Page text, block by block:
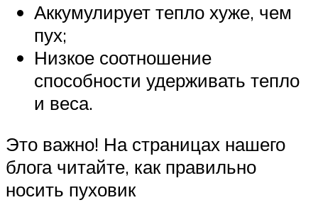
Аккумулирует тепло хуже, чем
пух;
Низкое соотношение
способности удерживать тепло
и веса.
Это важно! На страницах нашего
блога читайте, как правильно
носить пуховик